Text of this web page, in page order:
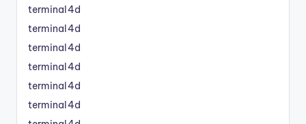
terminal4d
terminal4d
terminal4d
terminal4d
terminal4d
terminal4d